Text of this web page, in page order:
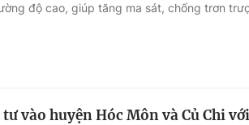
độ cao, giúp tăng ma sát, chống trơn
vào huyện Hóc Môn và Củ Chi